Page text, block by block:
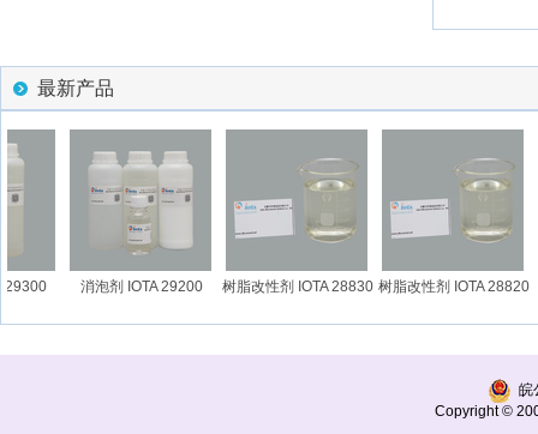
最新产品
消泡剂 IOTA 29200 树脂改性剂 IOTA 28830 树脂改性剂 IOTA 28820
皖
Copyright ©